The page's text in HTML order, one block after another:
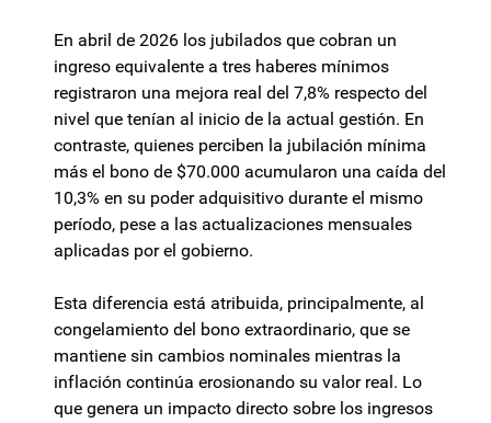
En abril de 2026 los jubilados que cobran un
ingreso equivalente a tres haberes mínimos
registraron una mejora real del 7,8% respecto del
nivel que tenían al inicio de la actual gestión. En
contraste, quienes perciben la jubilación mínima
más el bono de $70.000 acumularon una caída del
10,3% en su poder adquisitivo durante el mismo
período, pese a las actualizaciones mensuales
aplicadas por el gobierno.
Esta diferencia está atribuida, principalmente, al
congelamiento del bono extraordinario, que se
mantiene sin cambios nominales mientras la
inflación continúa erosionando su valor real. Lo
que genera un impacto directo sobre los ingresos